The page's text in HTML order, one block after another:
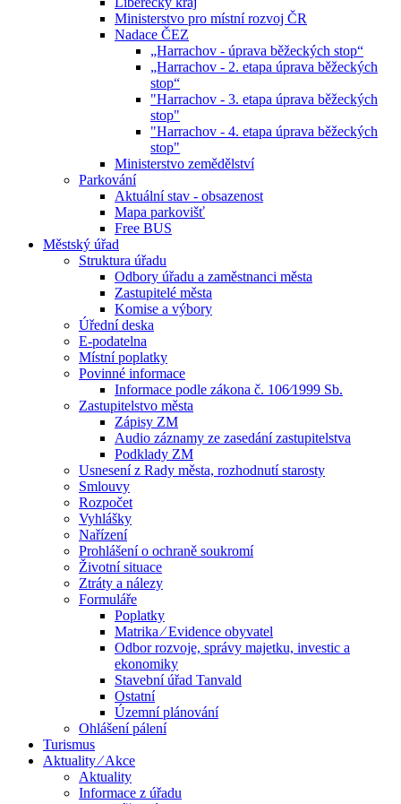
Ministerstvo pro místní rozvoj ČR
Nadace ČEZ
„Harrachov - úprava běžeckých stop“
„Harrachov - 2. etapa úprava běžeckých
stop“
"Harrachov - 3. etapa úprava běžeckých
stop"
"Harrachov - 4. etapa úprava běžeckých
stop"
Ministerstvo zemědělství
Parkování
Aktuální stav - obsazenost
Mapa parkovišť
Free BUS
Městský úřad
Struktura úřadu
Odbory úřadu a zaměstnanci města
Zastupitelé města
Komise a výbory
Úřední deska
E-podatelna
Místní poplatky
Povinné informace
Informace podle zákona č. 106⁄1999 Sb.
Zastupitelstvo města
Zápisy ZM
Audio záznamy ze zasedání zastupitelstva
Podklady ZM
Usnesení z Rady města, rozhodnutí starosty
Smlouvy
Rozpočet
Vyhlášky
Nařízení
Prohlášení o ochraně soukromí
Životní situace
Ztráty a nálezy
Formuláře
Poplatky
Matrika ⁄ Evidence obyvatel
Odbor rozvoje, správy majetku, investic a
ekonomiky
Stavební úřad Tanvald
Ostatní
Územní plánování
Ohlášení pálení
Turismus
Aktuality ⁄ Akce
Aktuality
Informace z úřadu